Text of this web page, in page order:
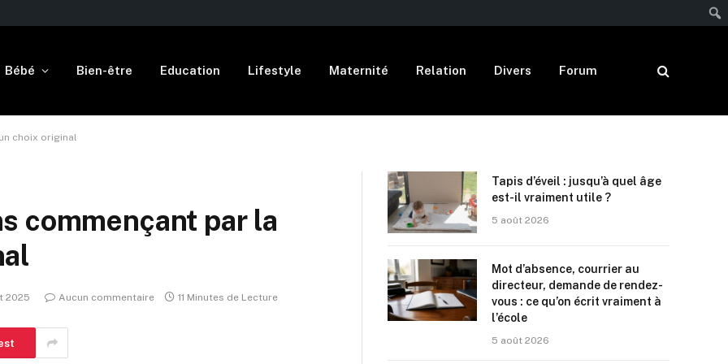
Bébé Bien-être Education Lifestyle Maternité Relation Divers Forum
choix original
commençant par la
2025 Aucun commentaire 11 Minutes de Lecture
Tapis d’éveil : jusqu’à quel âge
est-il vraiment utile ?
5 août 2026
Mot d’absence, courrier au
directeur, demande de rendez-
vous : ce qu’on écrit vraiment à
l’école
5 août 2026